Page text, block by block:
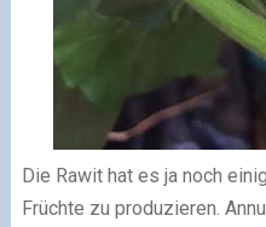
Die Rawit hat es ja noch
Früchte zu produzieren.